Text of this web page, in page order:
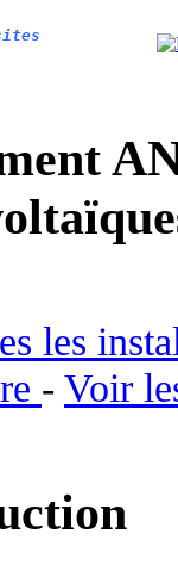
les
- Voir